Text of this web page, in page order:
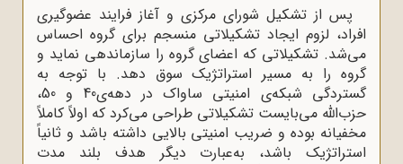
پس از تشکیل شورای مرکزی و آغاز فرایند عضوگیری
افراد، لزوم ایجاد تشکیلاتی منسجم برای گروه احساس
می‌شد. تشکیلاتی که اعضای گروه را سازماندهی نماید و
گروه را به مسیر استراتژیک سوق دهد. با توجه به
گستردگی شبکه‌ی امنیتی ساواک در دهه‌ی40 و 50،
حزب‌الله می‌بایست تشکیلاتی طراحی می‌کرد که اولاً کاملاً
مخفیانه بوده و ضریب امنیتی بالایی داشته باشد و ثانیاً
استراتژیک باشد، به‌عبارت دیگر هدف بلند مدت